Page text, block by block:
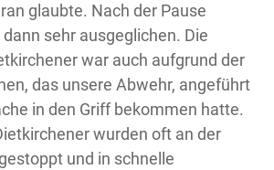
glaubte. Nach der Pause
sehr ausgeglichen. Die
war auch aufgrund der
das unsere Abwehr, angeführt
in den Griff bekommen hatte.
wurden oft an der
und in schnelle